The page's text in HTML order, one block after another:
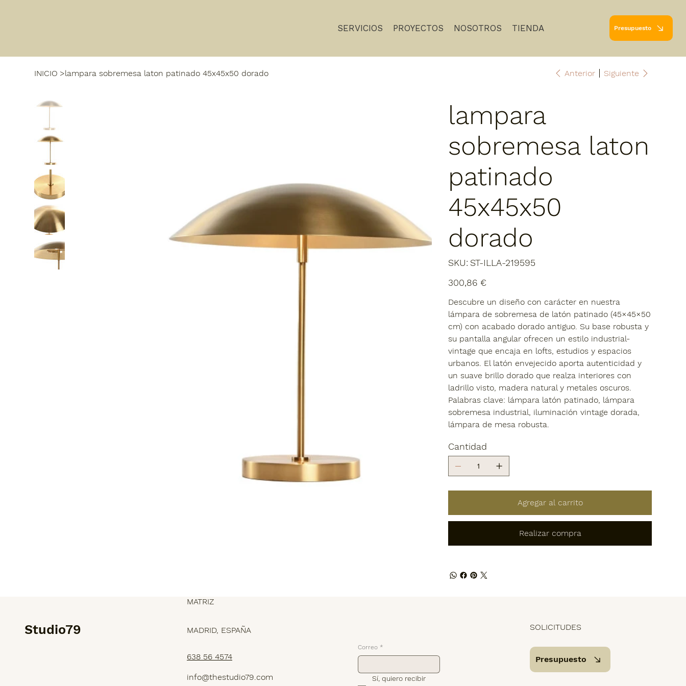
SERVICIOS PROYECTOS NOSOTROS TIENDA Presupuesto
INICIO >lampara sobremesa laton patinado 45x45x50 dorado Anterior Siguiente
lampara
sobremesa laton
patinado
45x45x50
dorado
SKU: SKU
ST-
ST-ILLA-219595
300,86 €
Descubre un diseño con carácter en nuestra
lámpara de sobremesa de latón patinado (45×45×50
cm) con acabado dorado antiguo. Su base robusta y
su pantalla angular ofrecen un estilo industrial-
vintage que encaja en lofts, estudios y espacios
urbanos. El latón envejecido aporta autenticidad y
un suave brillo dorado que realza interiores con
ladrillo visto, madera natural y metales oscuros.
Palabras clave: lámpara latón patinado, lámpara
sobremesa industrial, iluminación vintage dorada,
lámpara de mesa robusta.
Cantidad
Agregar al carrito
Realizar compra
Studio79
MATRIZ
MADRID, ESPAÑA
638 56 4574
info@thestudio79.com
Correo *
Sí, quiero recibir
SOLICITUDES
Presupuesto